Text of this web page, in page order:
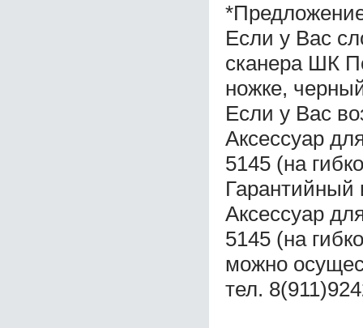
Если у Вас
сканера ШК
ножке,
Если у Вас
Аксессуар
5145 (на
Гарантийный
Аксессуар
5145 (на
можно
тел.